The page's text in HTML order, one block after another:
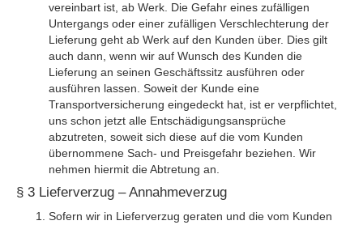
vereinbart ist, ab Werk. Die Gefahr eines zufälligen
Untergangs oder einer zufälligen Verschlechterung der
Lieferung geht ab Werk auf den Kunden über. Dies gilt
auch dann, wenn wir auf Wunsch des Kunden die
Lieferung an seinen Geschäftssitz ausführen oder
ausführen lassen. Soweit der Kunde eine
Transportversicherung eingedeckt hat, ist er verpflichtet,
uns schon jetzt alle Entschädigungsansprüche
abzutreten, soweit sich diese auf die vom Kunden
übernommene Sach- und Preisgefahr beziehen. Wir
nehmen hiermit die Abtretung an.
§ 3 Lieferverzug – Annahmeverzug
Sofern wir in Lieferverzug geraten und die vom Kunden